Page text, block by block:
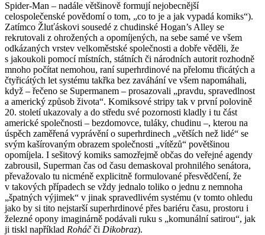
Spider-Man – nadále většinově formují nejobecnější
celospolečenské povědomí o tom, „co to je a jak vypadá komiks“).
Zatímco Žluťáskovi sousedé z chudinské Hogan’s Alley se
rekrutovali z ohrožených a opomíjených, na sebe samé ve všem
odkázaných vrstev velkoměstské společnosti a dobře věděli, že
s jakoukoli pomocí místních, státních či národních autorit rozhodně
mnoho počítat nemohou, raní superhrdinové na přelomu třicátých a
čtyřicátých let systému takřka bez zaváhání ve všem napomáhali,
když – řečeno se Supermanem – prosazovali „pravdu, spravedlnost
a americký způsob života“. Komiksové stripy tak v první polovině
20. století ukazovaly a do středu své pozornosti kladly i tu část
americké společnosti – bezdomovce, tuláky, chudinu –, kterou na
úspěch zaměřená vyprávění o superhrdinech „větších než lidé“ se
svým kašírovaným obrazem společnosti „vítězů“ povětšinou
opomíjela. I sešitový komiks samozřejmě občas do veřejné agendy
zabrousil, Superman čas od času demaskoval prohnilého senátora,
převažovalo tu nicméně explicitně formulované přesvědčení, že
v takových případech se vždy jednalo toliko o jednu z nemnoha
„špatných výjimek“ v jinak spravedlivém systému (v tomto ohledu
jako by si tito nejstarší superhrdinové přes bariéru času, prostoru i
železné opony imaginárně podávali ruku s „komunální satirou“, jak
ji tiskl například Roháčči Dikobraz).